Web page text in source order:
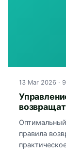
13 Mar 2026 ·
правила